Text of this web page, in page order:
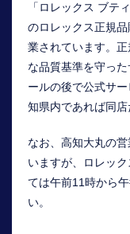
「ロレックス ブテ
のロレックス正規
業されています。
な品質基準を守っ
ールの後で公式サ
知県内であれば同店
なお、高知大丸の
いますが、ロレッ
ては午前11時から
い。